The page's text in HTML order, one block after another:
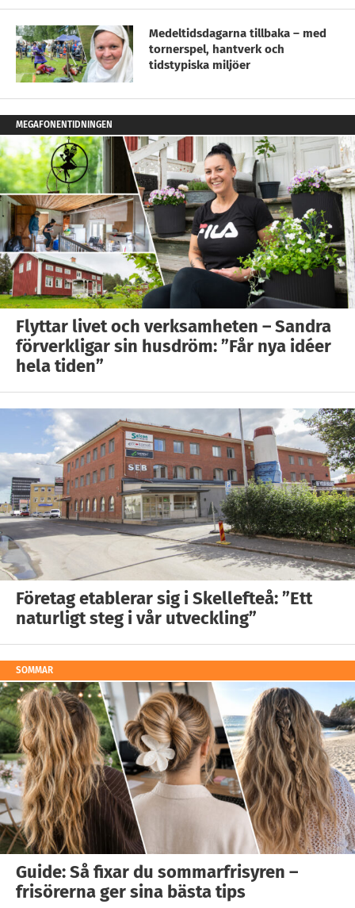
Medeltidsdagarna tillbaka – med
tornerspel, hantverk och
tidstypiska miljöer
MEGAFONENTIDNINGEN
Flyttar livet och verksamheten – Sandra
förverkligar sin husdröm: ”Får nya idéer
hela tiden”
Företag etablerar sig i Skellefteå: ”Ett
naturligt steg i vår utveckling”
SOMMAR
Guide: Så fixar du sommarfrisyren –
frisörerna ger sina bästa tips